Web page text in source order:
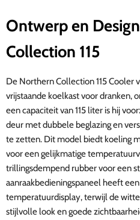
Ontwerp en
Collection 115
De Northern Collection 115 Cooler
vrijstaande koelkast voor dranken,
een capaciteit van 115 liter is hij
deur met dubbele beglazing en
te zetten. Dit model biedt koeling
voor een gelijkmatige
trillingsdempend rubber voor een
aanraakbedieningspaneel heeft
temperatuurdisplay, terwijl de
stijlvolle look en goede